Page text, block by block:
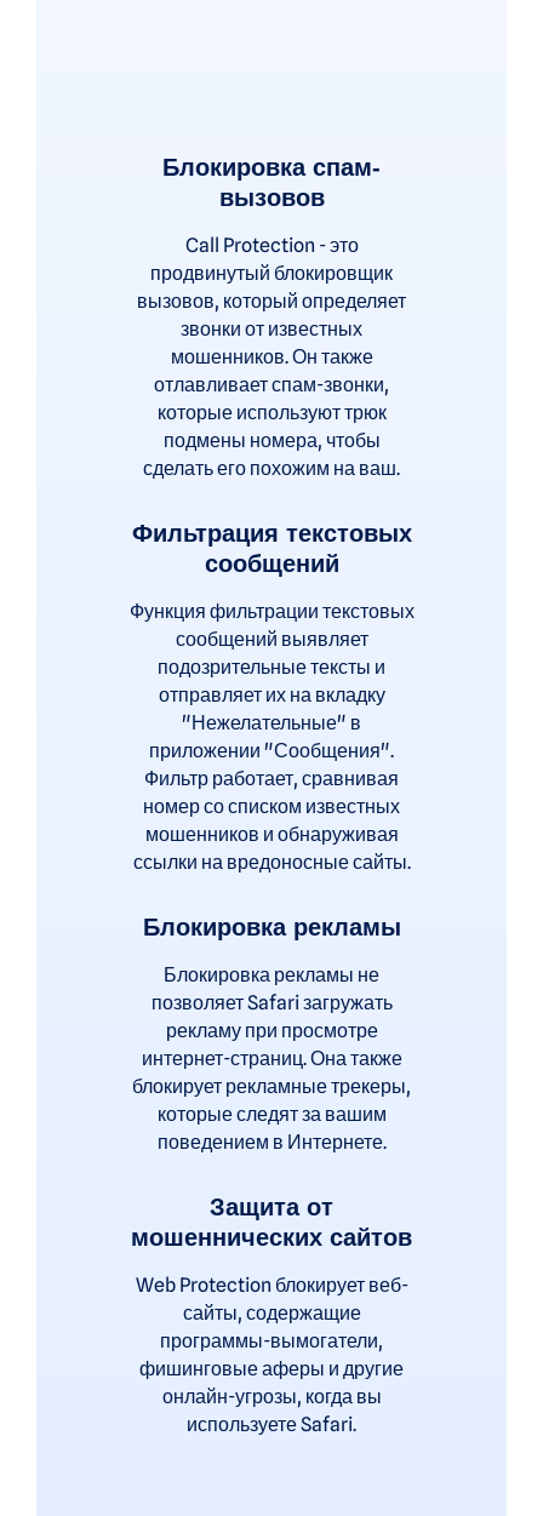
Блокировка спам-
вызовов
Call Protection - это
продвинутый блокировщик
вызовов, который определяет
звонки от известных
мошенников. Он также
отлавливает спам-звонки,
которые используют трюк
подмены номера, чтобы
сделать его похожим на ваш.
Фильтрация текстовых
сообщений
Функция фильтрации текстовых
сообщений выявляет
подозрительные тексты и
отправляет их на вкладку
"Нежелательные" в
приложении "Сообщения".
Фильтр работает, сравнивая
номер со списком известных
мошенников и обнаруживая
ссылки на вредоносные сайты.
Блокировка рекламы
Блокировка рекламы не
позволяет Safari загружать
рекламу при просмотре
интернет-страниц. Она также
блокирует рекламные трекеры,
которые следят за вашим
поведением в Интернете.
Защита от
мошеннических сайтов
Web Protection блокирует веб-
сайты, содержащие
программы-вымогатели,
фишинговые аферы и другие
онлайн-угрозы, когда вы
используете Safari.